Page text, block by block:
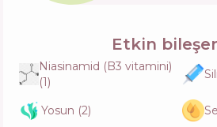
Etkin
Niasinamid (B3 vitamini)
(1)
Yosun (2)